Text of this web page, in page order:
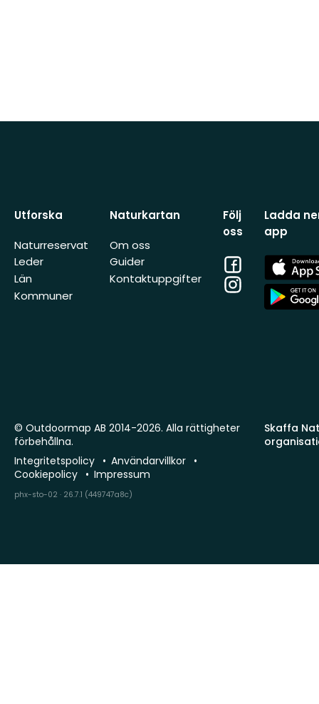
Utforska
Naturreservat
Leder
Län
Kommuner
Naturkartan
Om oss
Guider
Kontaktuppgifter
Följ
oss
Facebook
Instagram
Ladda
app
App
Store
App
Store
Skaffa
© Outdoormap AB 2014-2026. Alla rättigheter
förbehållna.
Integritetspolicy
Användarvillkor
Cookiepolicy
Impressum
phx-sto-02 · 26.7.1 (449747a8c)